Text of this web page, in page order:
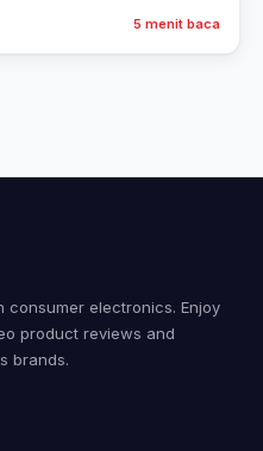
5 menit baca
consumer electronics. Enjoy
product reviews and
brands.